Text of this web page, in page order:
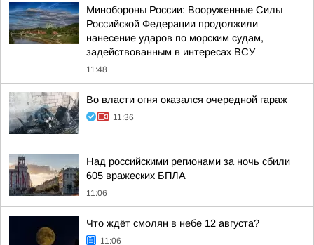
Минобороны России: Вооруженные Силы
Российской Федерации продолжили
нанесение ударов по морским судам,
задействованным в интересах ВСУ
11:48
Во власти огня оказался очередной гараж
11:36
Над российскими регионами за ночь сбили
605 вражеских БПЛА
11:06
Что ждёт смолян в небе 12 августа?
11:06